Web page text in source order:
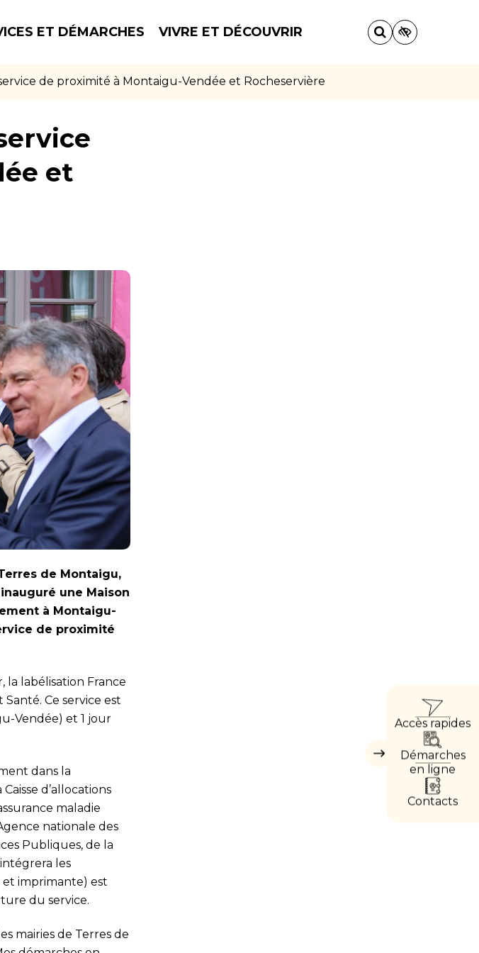
ET DÉMARCHES VIVRE ET DÉCOUVRIR
de proximité à Montaigu-Vendée et Rocheservière
Masquer
Accès rapides
Démarches
en ligne
Contacts
et
de Montaigu,
une Maison
à Montaigu-
de proximité
labélisation France
Ce service est
Vendée) et 1 jour
dans la
d’allocations
maladie
nationale des
Publiques, de la
les
imprimante) est
du service.
mairies de Terres de